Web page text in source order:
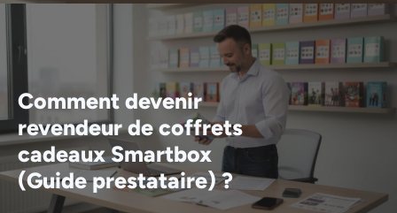
Comment devenir
revendeur de coffrets
cadeaux Smartbox
(Guide prestataire) ?